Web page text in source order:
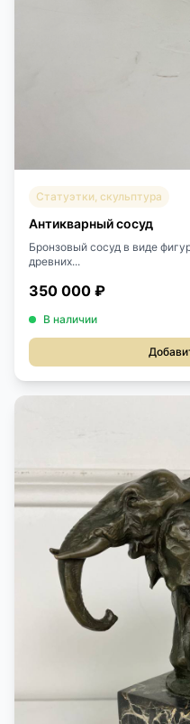
Статуэтки, скульптура
Антикварный сосуд
Бронзовый сосуд в виде
древних...
350 000 ₽
В наличии